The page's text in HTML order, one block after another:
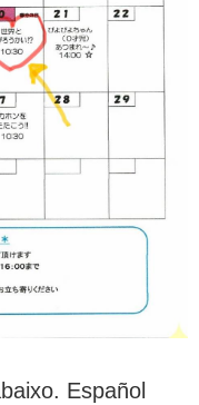
Español